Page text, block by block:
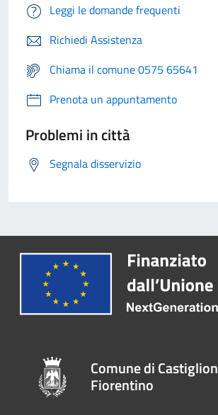
Leggi le domande frequenti
Richiedi Assistenza
Chiama il comune 0575 65641
Prenota un appuntamento
Problemi in città
Segnala disservizio
Comune di Castiglion
Fiorentino